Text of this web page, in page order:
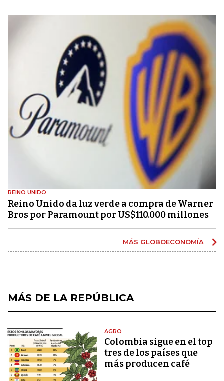
REINO UNIDO
Reino Unido da luz verde a compra de Warner
Bros por Paramount por US$110.000 millones
MÁS GLOBOECONOMÍA
MÁS DE LA REPÚBLICA
AGRO
Colombia sigue en el top
tres de los países que
más producen café